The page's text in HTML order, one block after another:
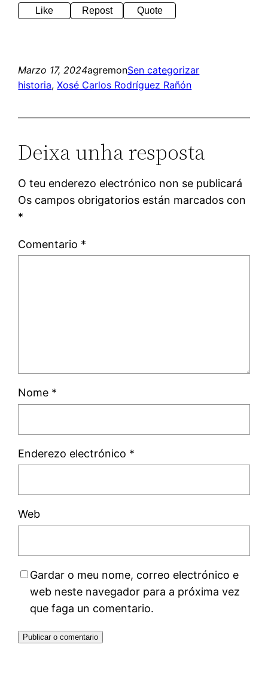
Like Repost Quote
Marzo 17, 2024agremonSen categorizar
historia, Xosé Carlos Rodríguez Rañón
Deixa unha resposta
O teu enderezo electrónico non se publicará
Os campos obrigatorios están marcados con
*
Comentario *
Nome *
Enderezo electrónico *
Web
Gardar o meu nome, correo electrónico e
web neste navegador para a próxima vez
que faga un comentario.